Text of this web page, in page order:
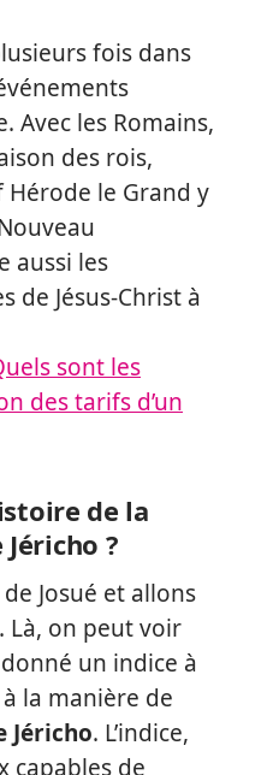
fois dans
Avec les Romains,
des rois,
Hérode le Grand y
aussi les
de Jésus-Christ à
sont les
des tarifs d’un
de la
?
Josué et allons
Là, on peut voir
un indice à
la manière de
Jéricho. L’indice,
capables de